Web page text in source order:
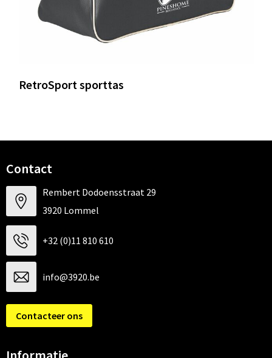
RetroSport sporttas
Contact
Rembert Dodoensstraat 29
3920 Lommel
+32 (0)11 810 610
info@3920.be
Contacteer ons